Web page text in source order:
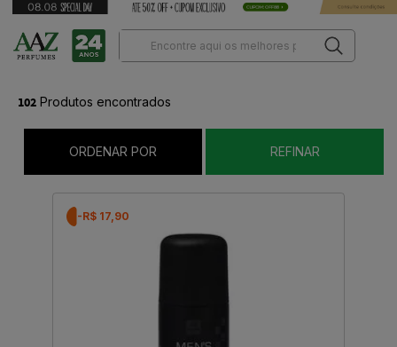
102 Produtos encontrados
ORDENAR POR REFINAR
-R$ 17,90